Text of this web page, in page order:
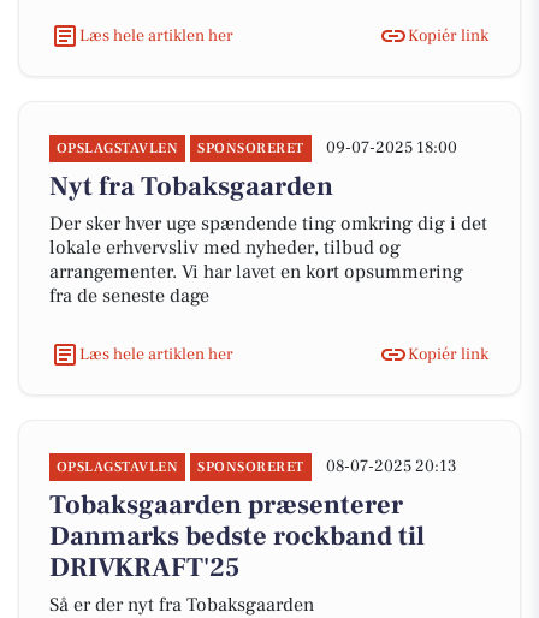
Læs hele artiklen her Kopiér link
OPSLAGSTAVLEN SPONSORERET 09-07-2025 18:00
Nyt fra Tobaksgaarden
Der sker hver uge spændende ting omkring dig i det
lokale erhvervsliv med nyheder, tilbud og
arrangementer. Vi har lavet en kort opsummering
fra de seneste dage
Læs hele artiklen her Kopiér link
OPSLAGSTAVLEN SPONSORERET 08-07-2025 20:13
Tobaksgaarden præsenterer
Danmarks bedste rockband til
DRIVKRAFT'25
Så er der nyt fra Tobaksgaarden